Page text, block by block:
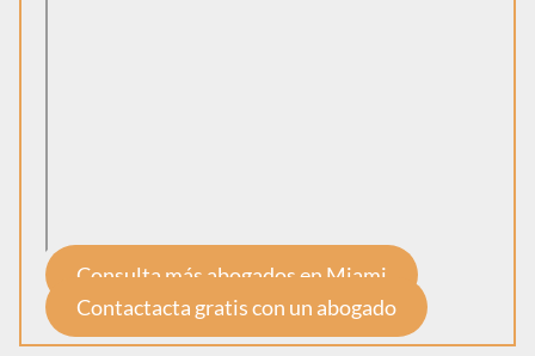
Consulta más abogados en Miami
Contactacta gratis con un abogado